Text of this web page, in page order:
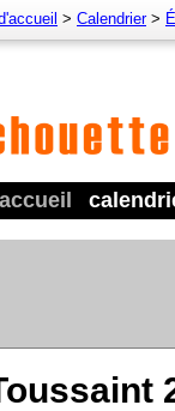
accueil
> Calendrier>